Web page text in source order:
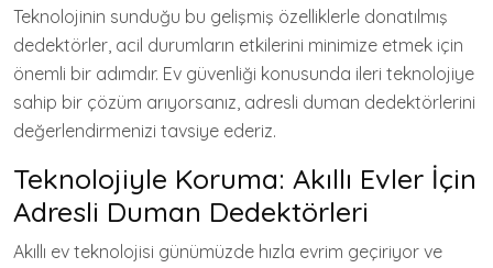
Teknolojinin sunduğu bu gelişmiş özelliklerle donatılmış
dedektörler, acil durumların etkilerini minimize etmek için
önemli bir adımdır. Ev güvenliği konusunda ileri teknolojiye
sahip bir çözüm arıyorsanız, adresli duman dedektörlerini
değerlendirmenizi tavsiye ederiz.
Teknolojiyle Koruma: Akıllı Evler İçin
Adresli Duman Dedektörleri
Akıllı ev teknolojisi günümüzde hızla evrim geçiriyor ve